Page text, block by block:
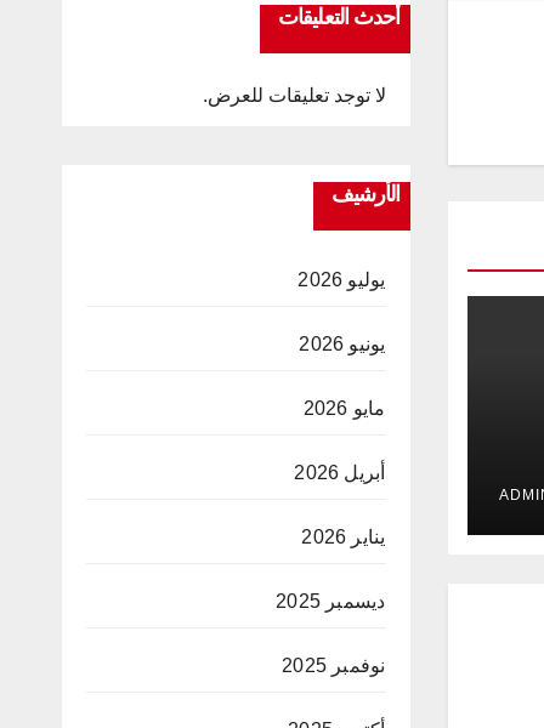
في
أحدث التعليقات
لا توجد تعليقات للعرض.
الأرشيف
يوليو 2026
يونيو 2026
مايو 2026
أبريل 2026
يناير 2026
ديسمبر 2025
نوفمبر 2025